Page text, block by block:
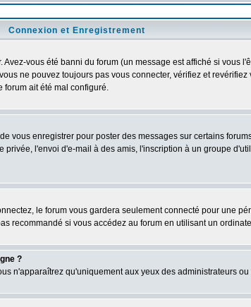
Connexion et Enregistrement
vous été banni du forum (un message est affiché si vous
ne pouvez toujours pas vous connecter, vérifiez et
forum ait été mal configuré.
vous enregistrer pour poster des messages sur certains
l'envoi d'e-mail à des amis, l'inscription à un groupe
le forum vous gardera seulement connecté pour une
recommandé si vous accédez au forum en utilisant un
?
n'apparaîtrez qu'uniquement aux yeux des administrateurs